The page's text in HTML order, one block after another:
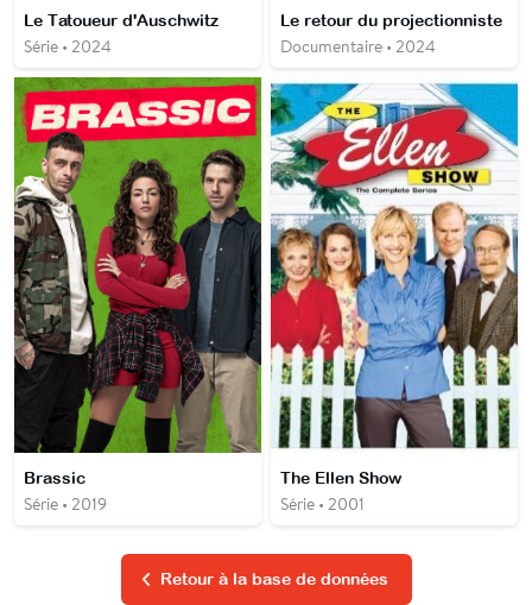
Le Tatoueur d'Auschwitz
Série • 2024
Le retour du projectionniste
Documentaire • 2024
Brassic
Série • 2019
The Ellen Show
Série • 2001
Retour à la base de données